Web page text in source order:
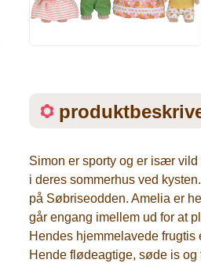
Simon er sporty og er især vild
i deres sommerhus ved
på Søbriseodden. Amelia er
går engang imellem ud for at
Hendes hjemmelavede
Hende flødeagtige, søde is